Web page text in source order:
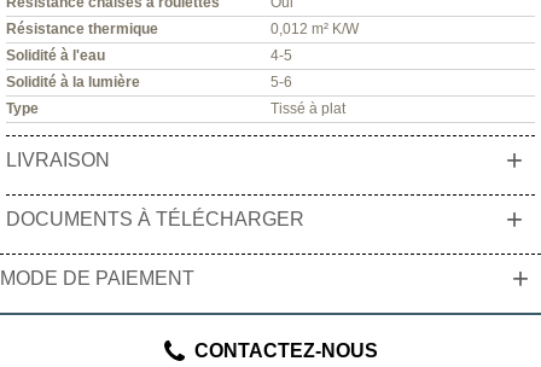
Résistance thermique
0,012 m² K/W
Solidité à l'eau
4-5
Solidité à la lumière
5-6
Type
Tissé à plat
LIVRAISON +
DOCUMENTS À TÉLÉCHARGER +
MODE DE PAIEMENT +
CONTACTEZ-NOUS